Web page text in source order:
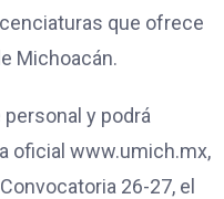
que ofrece
Michoacán.
y podrá
oficial www.umich.mx,
26-27, el